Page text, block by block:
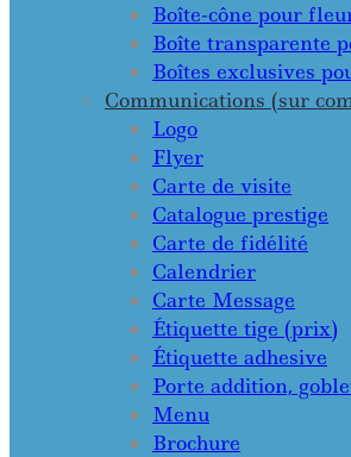
Boîte-cône pour
Boîte transparente
Boîtes exclusives
Communications (sur
Logo
Flyer
Carte de visite
Catalogue prestige
Carte de fidélité
Calendrier
Carte Message
Étiquette tige (prix)
Étiquette adhesive
Porte addition,
Menu
Brochure